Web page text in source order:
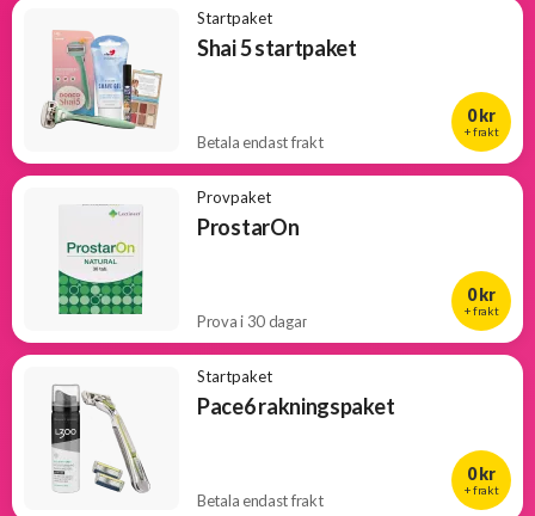
Startpaket
Shai 5 startpaket
Betala endast frakt
0 kr
+ frakt
Provpaket
ProstarOn
Prova i 30 dagar
0 kr
+ frakt
Startpaket
Pace6 rakningspaket
Betala endast frakt
0 kr
+ frakt